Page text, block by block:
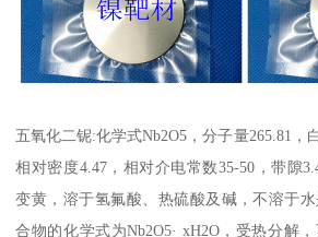
五氧化二铌:化学式Nb2O5，分子量265.81，
相对密度4.47，相对介电常数35-50，带隙
变黄，溶于氢氟酸、热硫酸及碱，不溶于
合物的化学式为Nb2O5· xH2O，受热分解